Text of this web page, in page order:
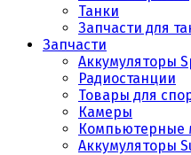
Танки
Запчасти для
Запчасти
Аккумуляторы
Радиостанции
Товары для
Камеры
Аккумуляторы